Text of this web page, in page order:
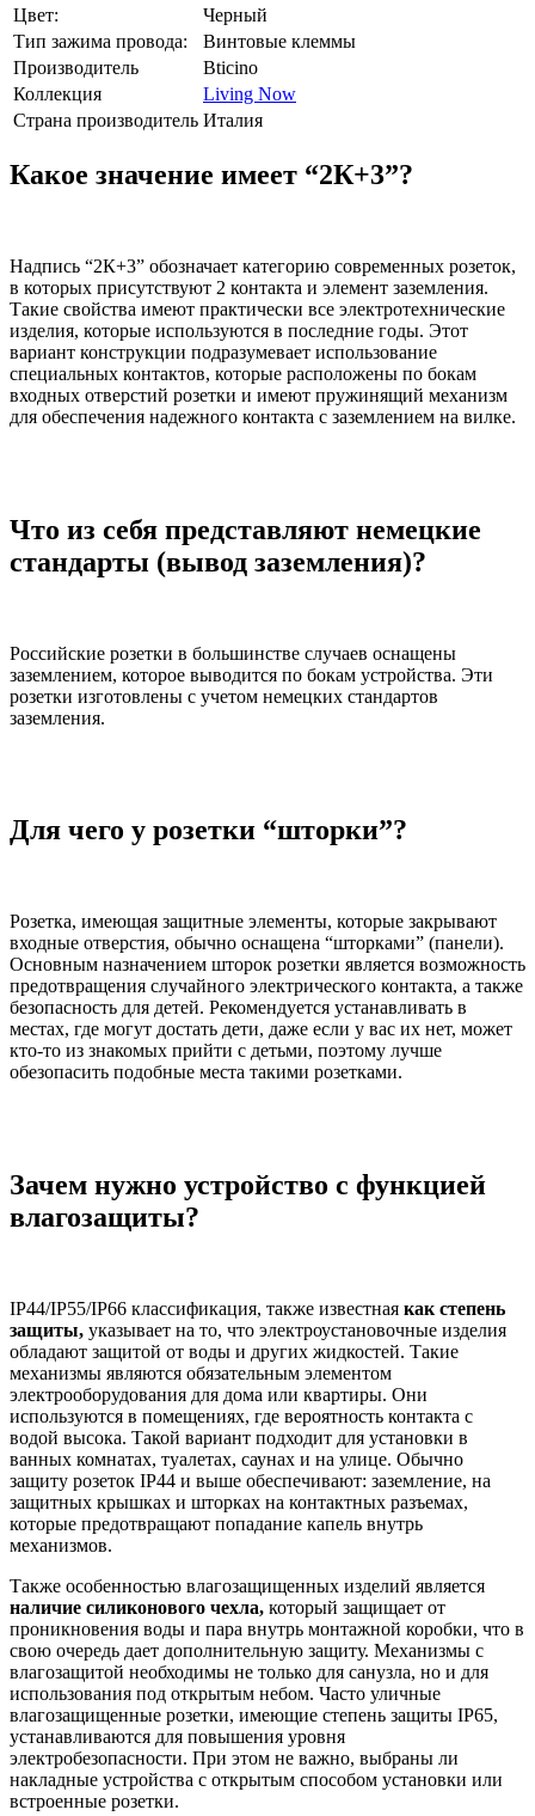
Цвет:
Черный
Тип зажима провода:
Винтовые клеммы
Производитель
Bticino
Коллекция
Living Now
Страна производитель Италия
Какое значение имеет “2К+3”?
Надпись “2К+3” обозначает категорию современных розеток,
в которых присутствуют 2 контакта и элемент заземления.
Такие свойства имеют практически все электротехнические
изделия, которые используются в последние годы. Этот
вариант конструкции подразумевает использование
специальных контактов, которые расположены по бокам
входных отверстий розетки и имеют пружинящий механизм
для обеспечения надежного контакта с заземлением на вилке.
Что из себя представляют немецкие
стандарты (вывод заземления)?
Российские розетки в большинстве случаев оснащены
заземлением, которое выводится по бокам устройства. Эти
розетки изготовлены с учетом немецких стандартов
заземления.
Для чего у розетки “шторки”?
Розетка, имеющая защитные элементы, которые закрывают
входные отверстия, обычно оснащена “шторками” (панели).
Основным назначением шторок розетки является возможность
предотвращения случайного электрического контакта, а также
безопасность для детей. Рекомендуется устанавливать в
местах, где могут достать дети, даже если у вас их нет, может
кто-то из знакомых прийти с детьми, поэтому лучше
обезопасить подобные места такими розетками.
Зачем нужно устройство с функцией
влагозащиты?
IP44/IP55/IP66 классификация, также известная как степень
защиты, указывает на то, что электроустановочные изделия
обладают защитой от воды и других жидкостей. Такие
механизмы являются обязательным элементом
электрооборудования для дома или квартиры. Они
используются в помещениях, где вероятность контакта с
водой высока. Такой вариант подходит для установки в
ванных комнатах, туалетах, саунах и на улице. Обычно
защиту розеток IP44 и выше обеспечивают: заземление, на
защитных крышках и шторках на контактных разъемах,
которые предотвращают попадание капель внутрь
механизмов.
Также особенностью влагозащищенных изделий является
наличие силиконового чехла, который защищает от
проникновения воды и пара внутрь монтажной коробки, что в
свою очередь дает дополнительную защиту. Механизмы с
влагозащитой необходимы не только для санузла, но и для
использования под открытым небом. Часто уличные
влагозащищенные розетки, имеющие степень защиты IP65,
устанавливаются для повышения уровня
электробезопасности. При этом не важно, выбраны ли
накладные устройства с открытым способом установки или
встроенные розетки.